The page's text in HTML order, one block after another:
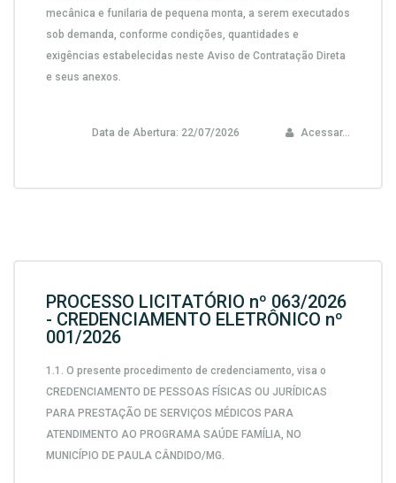
mecânica e funilaria de pequena monta, a serem executados
sob demanda, conforme condições, quantidades e
exigências estabelecidas neste Aviso de Contratação Direta
e seus anexos.
Data de Abertura: 22/07/2026 Acessar...
PROCESSO LICITATÓRIO nº 063/2026
- CREDENCIAMENTO ELETRÔNICO nº
001/2026
1.1. O presente procedimento de credenciamento, visa o
CREDENCIAMENTO DE PESSOAS FÍSICAS OU JURÍDICAS
PARA PRESTAÇÃO DE SERVIÇOS MÉDICOS PARA
ATENDIMENTO AO PROGRAMA SAÚDE FAMÍLIA, NO
MUNICÍPIO DE PAULA CÂNDIDO/MG.